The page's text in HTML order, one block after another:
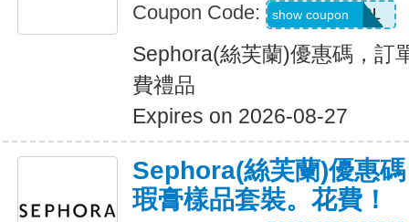
Coupon Code: CHGOODGIRL
show coupon
Sephora(絲芙蘭)優惠碼，訂
費禮品
Expires on 2026-08-27
Sephora(絲芙蘭)優惠
瑕膏樣品套裝。花費！